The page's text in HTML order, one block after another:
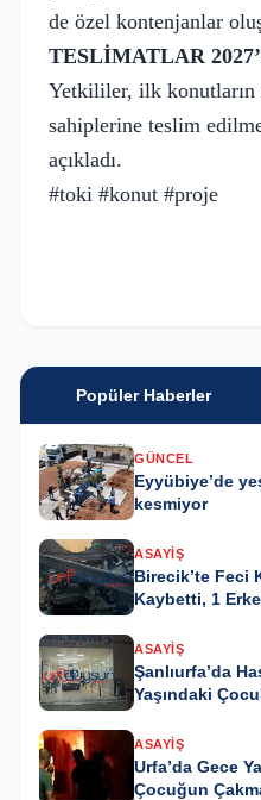
de özel kontenjanlar
TESLİMATLAR
Yetkililer, ilk
sahiplerine teslim
açıkladı.
#toki #konut #proje
Popüler Haberler
GÜNCEL
Eyyübiye’de
kesmiyor
ASAYIŞ
Birecik’te Feci
Kaybetti, 1
ASAYIŞ
Şanlıurfa’da
Yaşındaki
ASAYIŞ
Urfa’da Gece
Çocuğun